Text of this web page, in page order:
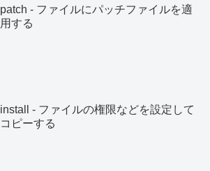
patch - ファイルにパッチファイルを適
用する
install - ファイルの権限などを設定して
コピーする